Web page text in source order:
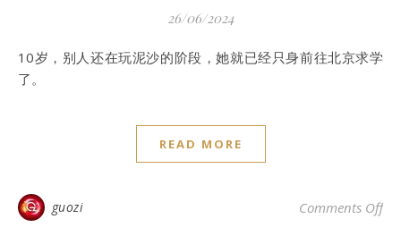
26/06/2024
10岁，别人还在玩泥沙的阶段，她就已经只身前往北京求学
了。
READ MORE
guozi Comments Offon